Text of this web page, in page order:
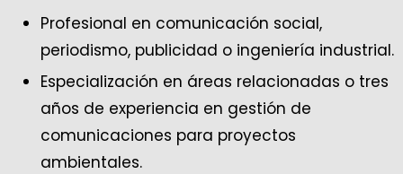
Profesional en comunicación social,
periodismo, publicidad o ingeniería industrial.
Especialización en áreas relacionadas o tres
años de experiencia en gestión de
comunicaciones para proyectos
ambientales.